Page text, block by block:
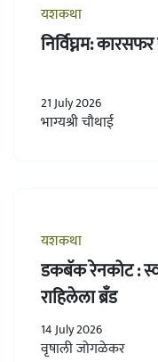
यशकथा
निर्विघ्नम:
21 July 2026
भाग्यश्री चौथाई
यशकथा
डकबॅक रेनकोट :
राहिलेला ब्रँड
14 July 2026
वृषाली जोगळेकर